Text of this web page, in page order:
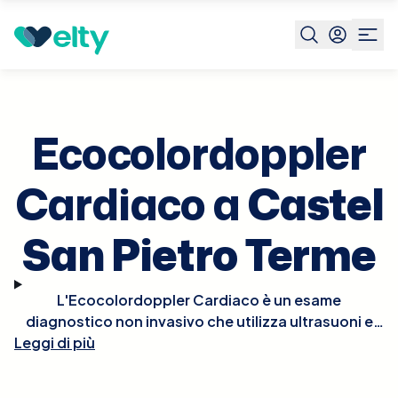
Prenota visita
Castel San
Ecocolordoppler
Cardiaco aCastel
San Pietro Terme
L'Ecocolordoppler Cardiaco è un esame
diagnostico non invasivo che utilizza ultrasuoni e
tecnologia Doppler per visualizzare in tempo reale le
Leggi di più